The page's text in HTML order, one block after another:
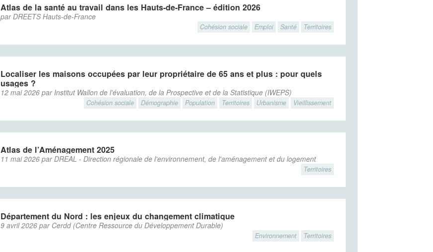
Atlas de la santé au travail dans les Hauts-de-France – édition 2026
par DREETS Hauts-de-France
Cohésion sociale Emploi Santé Territoires
Localiser les maisons occupées par leur propriétaire de 65 ans et plus : pour quels
usages ?
12 mai 2026 par Institut Wallon de l'évaluation, de la Prospective et de la Statistique (IWEPS)
Cohésion sociale Démographie Population Territoires Urbanisme Vieillissement
Atlas de l’Aménagement 2025
11 mai 2026 par DREAL - Direction régionale de l'environnement, de l'aménagement et du logement
Territoires
Département du Nord : les enjeux du changement climatique
9 avril 2026 par Cerdd (Centre Ressource du Développement Durable)
Environnement Territoires